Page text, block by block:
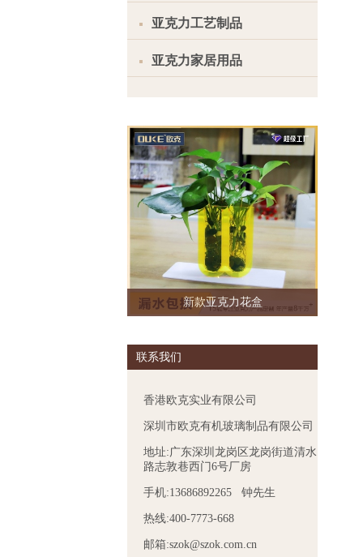
亚克力工艺制品
亚克力家居用品
新款亚克力花盒
联系我们
香港欧克实业有限公司
深圳市欧克有机玻璃制品有限公司
地址:广东深圳龙岗区龙岗街道清水
路志敦巷西门6号厂房
手机:13686892265 钟先生
热线:400-7773-668
邮箱:szok@szok.com.cn